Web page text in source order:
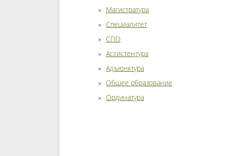
Магистратура
Специалитет
СПО
Ассистентура
Адъюнктура
Общее образование
Ординатура